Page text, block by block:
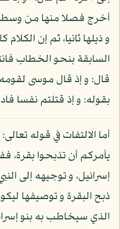
أخرج فصلا منها من
و ذيلها ثانيا، ثم إن
السابقة بنحو الخطاب
قال: و إذ قال موسى
بقوله: و إذ قتلتم نفسا
أما الالتفات في قوله
يأمركم أن تذبحوا
إسرائيل، و توجيهه إلى
ذبح البقرة و توصيفها
الذي سيخاطب به بنو